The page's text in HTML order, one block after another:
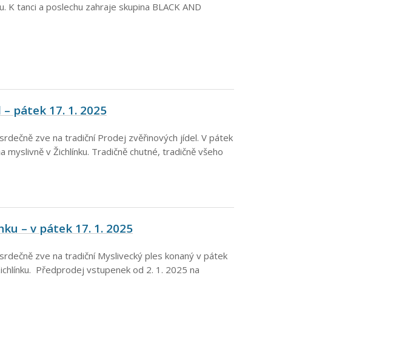
K tanci a poslechu zahraje skupina BLACK AND
pátek 17. 1. 2025
zve na tradiční Prodej zvěřinových jídel. V pátek
myslivně v Žichlínku. Tradičně chutné, tradičně všeho
– v pátek 17. 1. 2025
zve na tradiční Myslivecký ples konaný v pátek
Předprodej vstupenek od 2. 1. 2025 na